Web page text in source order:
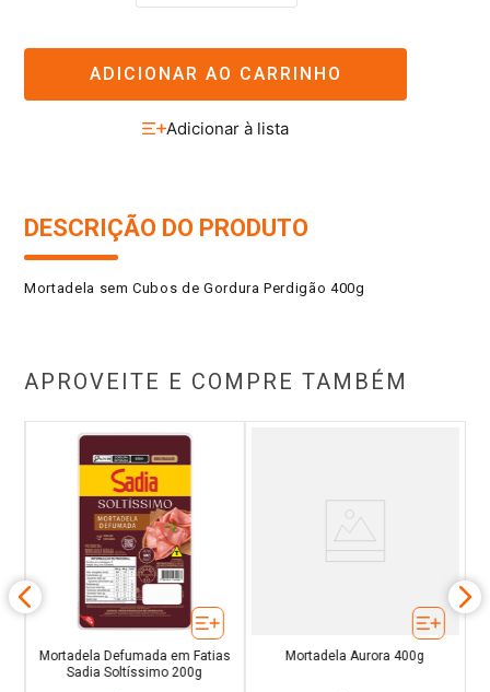
ADICIONAR AO CARRINHO
DESCRIÇÃO DO PRODUTO
Mortadela sem Cubos de Gordura Perdigão 400g
APROVEITE E COMPRE TAMBÉM
Mortadela Defumada em Fatias
Sadia Soltíssimo 200g
Mortadela Aurora 400g